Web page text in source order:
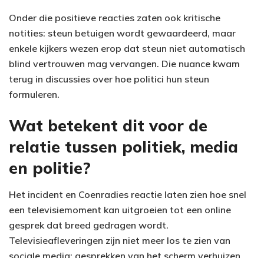
Onder die positieve reacties zaten ook kritische
notities: steun betuigen wordt gewaardeerd, maar
enkele kijkers wezen erop dat steun niet automatisch
blind vertrouwen mag vervangen. Die nuance kwam
terug in discussies over hoe politici hun steun
formuleren.
Wat betekent dit voor de
relatie tussen politiek, media
en politie?
Het incident en Coenradies reactie laten zien hoe snel
een televisiemoment kan uitgroeien tot een online
gesprek dat breed gedragen wordt.
Televisieafleveringen zijn niet meer los te zien van
sociale media: gesprekken van het scherm verhuizen